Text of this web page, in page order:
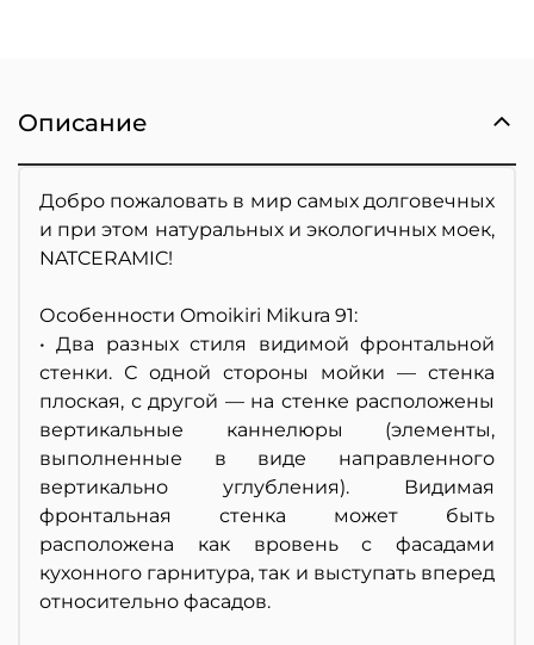
Описание
Добро пожаловать в мир самых долговечных
и при этом натуральных и экологичных моек,
NATCERAMIC!
Особенности Omoikiri Mikura 91:
• Два разных стиля видимой фронтальной
стенки. С одной стороны мойки — стенка
плоская, с другой — на стенке расположены
вертикальные каннелюры (элементы,
выполненные в виде направленного
вертикально углубления). Видимая
фронтальная стенка может быть
расположена как вровень с фасадами
кухонного гарнитура, так и выступать вперед
относительно фасадов.